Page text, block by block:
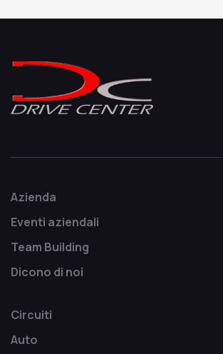
Azienda
Eventi aziendali
Team Building
Dicono di noi
Circuiti
Auto